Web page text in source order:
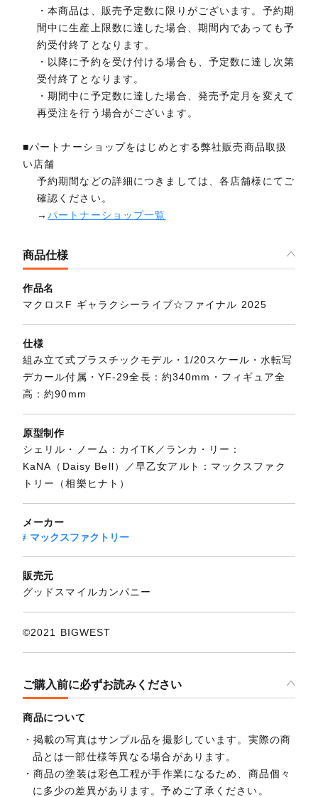
・本商品は、販売予定数に限りがございます。予約期
間中に生産上限数に達した場合、期間内であっても予
約受付終了となります。
・以降に予約を受け付ける場合も、予定数に達し次第
受付終了となります。
・期間中に予定数に達した場合、発売予定月を変えて
再受注を行う場合がございます。
■パートナーショップをはじめとする弊社販売商品取扱
い店舗
予約期間などの詳細につきましては、各店舗様にてご
確認ください。
→パートナーショップ一覧
商品仕様
作品名
マクロスF ギャラクシーライブ☆ファイナル 2025
仕様
組み立て式プラスチックモデル・1/20スケール・水転写
デカール付属・YF-29全長：約340mm・フィギュア全
高：約90mm
原型制作
シェリル・ノーム：カイTK／ランカ・リー：
KaNA（Daisy Bell）／早乙女アルト：マックスファク
トリー（相樂ヒナト）
メーカー
マックスファクトリー
販売元
グッドスマイルカンパニー
©2021 BIGWEST
ご購入前に必ずお読みください
商品について
掲載の写真はサンプル品を撮影しています。実際の商
品とは一部仕様等異なる場合があります。
商品の塗装は彩色工程が手作業になるため、商品個々
に多少の差異があります。予めご了承ください。